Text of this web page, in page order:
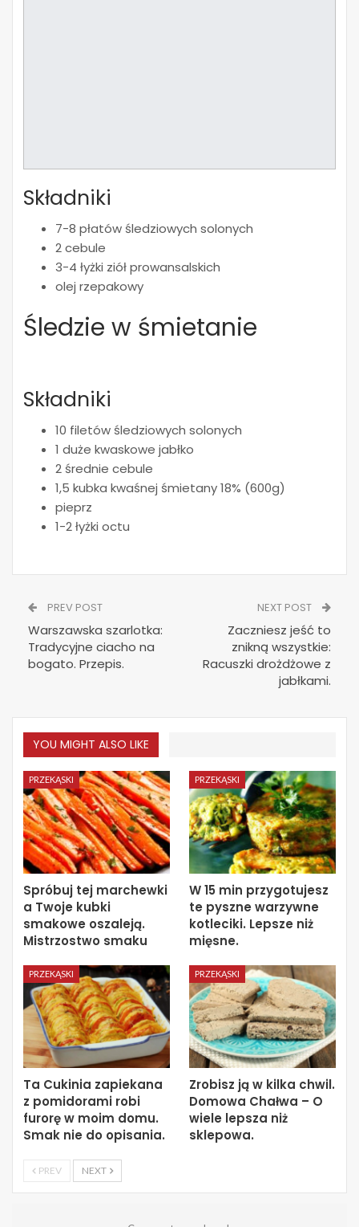
Składniki
7-8 płatów śledziowych solonych
2 cebule
3-4 łyżki ziół prowansalskich
olej rzepakowy
Śledzie w śmietanie
Składniki
10 filetów śledziowych solonych
1 duże kwaskowe jabłko
2 średnie cebule
1,5 kubka kwaśnej śmietany 18% (600g)
pieprz
1-2 łyżki octu
PREV POST
Warszawska szarlotka:
Tradycyjne ciacho na
bogato. Przepis.
NEXT POST
Zaczniesz jeść to
znikną wszystkie:
Racuszki drożdżowe z
jabłkami.
YOU MIGHT ALSO LIKE
PRZEKĄSKI
Spróbuj tej marchewki
a Twoje kubki
smakowe oszaleją.
Mistrzostwo smaku
PRZEKĄSKI
W 15 min przygotujesz
te pyszne warzywne
kotleciki. Lepsze niż
mięsne.
PRZEKĄSKI
Ta Cukinia zapiekana
z pomidorami robi
furorę w moim domu.
Smak nie do opisania.
PRZEKĄSKI
Zrobisz ją w kilka chwil.
Domowa Chałwa – O
wiele lepsza niż
sklepowa.
PREV NEXT